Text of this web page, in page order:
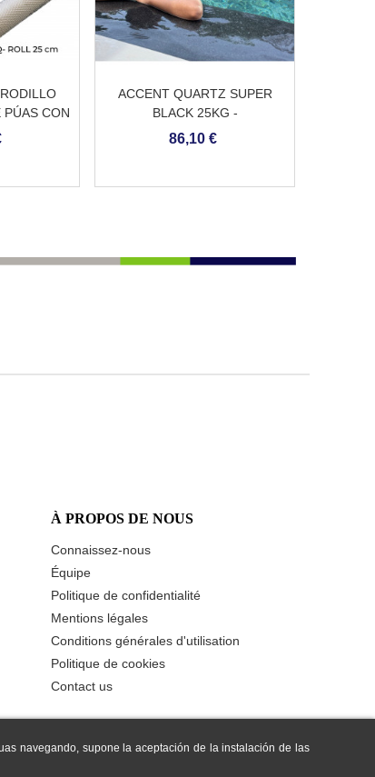
navegando, supone la aceptación de la instalación de las
PÚAS CON
ACCENT QUARTZ SUPER
BLACK 25KG -
REVESTIMIENTO CONTINUO
86,10 €
À PROPOS DE NOUS
Connaissez-nous
Équipe
Politique de confidentialité
Mentions légales
Conditions générales d'utilisation
Politique de cookies
Contact us